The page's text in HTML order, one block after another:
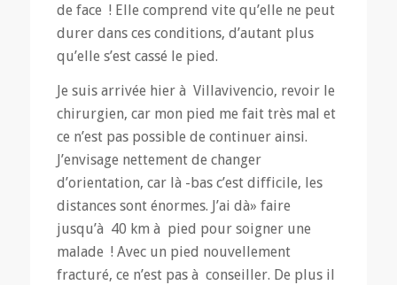
de face ! Elle comprend vite qu’elle ne peut
durer dans ces conditions, d’autant plus
qu’elle s’est cassé le pied.
Je suis arrivée hier à Villavivencio, revoir le
chirurgien, car mon pied me fait très mal et
ce n’est pas possible de continuer ainsi.
J’envisage nettement de changer
d’orientation, car là -bas c’est difficile, les
distances sont énormes. J’ai dà» faire
jusqu’à 40 km à pied pour soigner une
malade ! Avec un pied nouvellement
fracturé, ce n’est pas à conseiller. De plus il